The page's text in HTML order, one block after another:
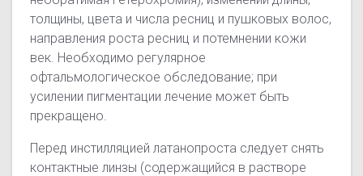
толщины, цвета и числа ресниц и пушковых волос,
направления роста ресниц и потемнении кожи
век. Необходимо регулярное
офтальмологическое обследование; при
усилении пигментации лечение может быть
прекращено.
Перед инстилляцией латанопроста следует снять
контактные линзы (содержащийся в растворе